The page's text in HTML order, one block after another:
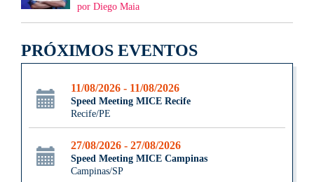
por Diego Maia
PRÓXIMOS EVENTOS
11/08/2026 - 11/08/2026
Speed Meeting MICE Recife
Recife/PE
27/08/2026 - 27/08/2026
Speed Meeting MICE Campinas
Campinas/SP